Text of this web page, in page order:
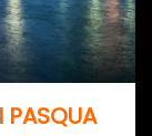
PASQUA